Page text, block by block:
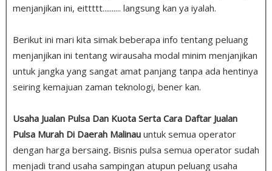
menjanjikan ini, eittttt.......... langsung kan ya iyalah.
Berikut ini mari kita simak beberapa info tentang peluang
menjanjikan ini tentang wirausaha modal minim menjanjikan
untuk jangka yang sangat amat panjang tanpa ada hentinya
seiring kemajuan zaman teknologi, bener kan.
Usaha Jualan Pulsa Dan Kuota Serta Cara Daftar Jualan
Pulsa Murah Di Daerah Malinau untuk semua operator
dengan harga bersaing. Bisnis pulsa semua operator sudah
menjadi trand usaha sampingan atupun peluang usaha